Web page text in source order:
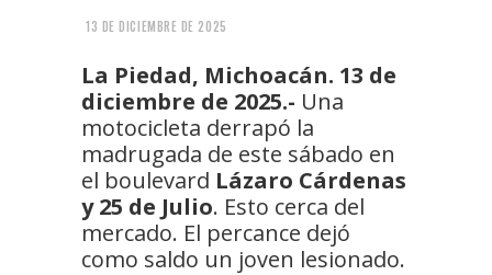
13 DE DICIEMBRE DE 2025
La Piedad, Michoacán. 13 de
diciembre de 2025.- Una
motocicleta derrapó la
madrugada de este sábado en
el boulevard Lázaro Cárdenas
y 25 de Julio. Esto cerca del
mercado. El percance dejó
como saldo un joven lesionado.